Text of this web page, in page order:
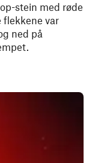
stein med røde
flekkene var
ned på